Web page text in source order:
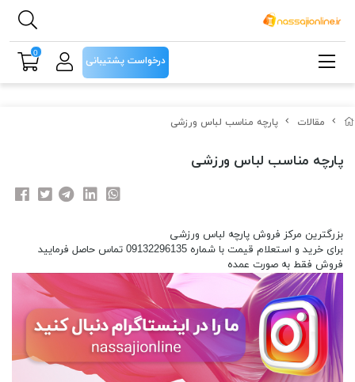
مقالات پارچه مناسب لباس ورزشی
پارچه مناسب لباس ورزشی
بزرگترین مرکز فروش پارچه لباس ورزشی
برای خرید و استعلام قیمت با شماره 09132296135 تماس حاصل فرمایید
فروش فقط به صورت عمده
درخواست پشتیبانی
0